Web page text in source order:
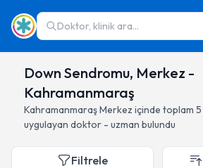
Doktor, klinik ara...
Down Sendromu, Merkez -
Kahramanmaraş
KahramanmaraşMerkez içinde toplam 5
uygulayan doktor - uzman bulundu
Filtrele